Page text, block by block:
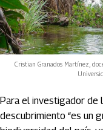
Cristian Granados Martínez,
Para el investigador de
descubrimiento “es un